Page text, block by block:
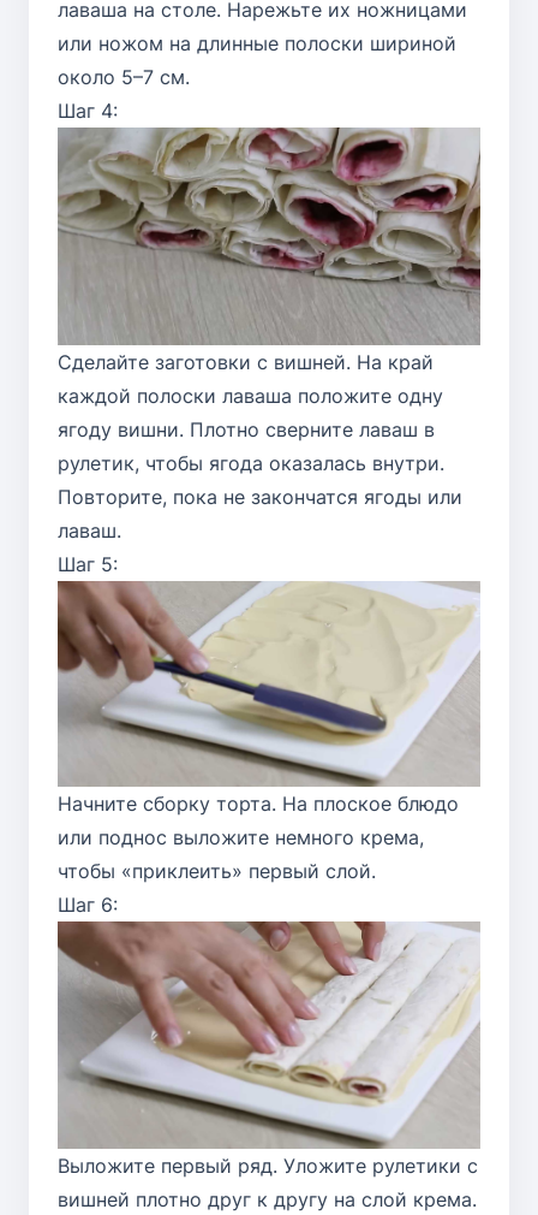
лаваша на столе. Нарежьте их ножницами
или ножом на длинные полоски шириной
около 5–7 см.
Шаг 4:
Сделайте заготовки с вишней. На край
каждой полоски лаваша положите одну
ягоду вишни. Плотно сверните лаваш в
рулетик, чтобы ягода оказалась внутри.
Повторите, пока не закончатся ягоды или
лаваш.
Шаг 5:
Начните сборку торта. На плоское блюдо
или поднос выложите немного крема,
чтобы «приклеить» первый слой.
Шаг 6:
Выложите первый ряд. Уложите рулетики с
вишней плотно друг к другу на слой крема.